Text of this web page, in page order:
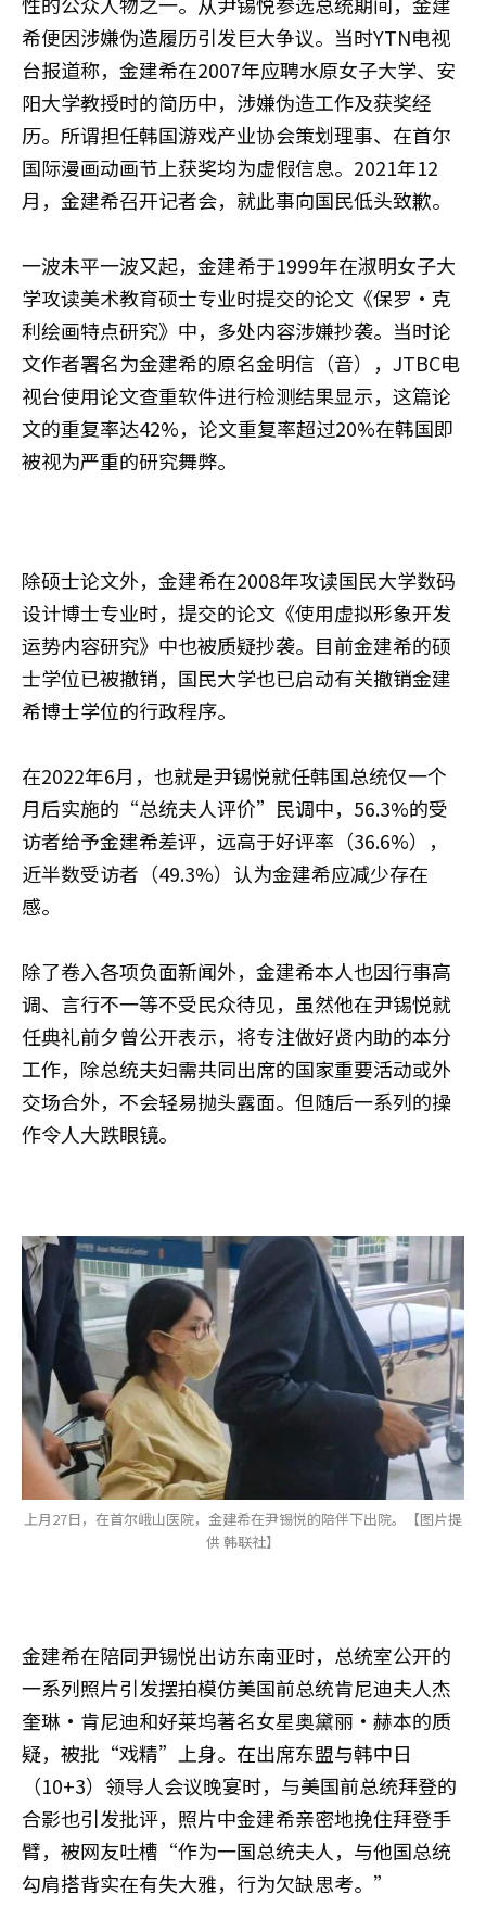
希便因涉嫌伪造履历引发巨大争议。当时YTN电视
台报道称，金建希在2007年应聘水原女子大学、安
阳大学教授时的简历中，涉嫌伪造工作及获奖经
历。所谓担任韩国游戏产业协会策划理事、在首尔
国际漫画动画节上获奖均为虚假信息。2021年12
月，金建希召开记者会，就此事向国民低头致歉。
一波未平一波又起，金建希于1999年在淑明女子大
学攻读美术教育硕士专业时提交的论文《保罗·克
利绘画特点研究》中，多处内容涉嫌抄袭。当时论
文作者署名为金建希的原名金明信（音），JTBC电
视台使用论文查重软件进行检测结果显示，这篇论
文的重复率达42%，论文重复率超过20%在韩国即
被视为严重的研究舞弊。
除硕士论文外，金建希在2008年攻读国民大学数码
设计博士专业时，提交的论文《使用虚拟形象开发
运势内容研究》中也被质疑抄袭。目前金建希的硕
士学位已被撤销，国民大学也已启动有关撤销金建
希博士学位的行政程序。
在2022年6月，也就是尹锡悦就任韩国总统仅一个
月后实施的“总统夫人评价”民调中，56.3%的受
访者给予金建希差评，远高于好评率（36.6%），
近半数受访者（49.3%）认为金建希应减少存在
感。
除了卷入各项负面新闻外，金建希本人也因行事高
调、言行不一等不受民众待见，虽然他在尹锡悦就
任典礼前夕曾公开表示，将专注做好贤内助的本分
工作，除总统夫妇需共同出席的国家重要活动或外
交场合外，不会轻易抛头露面。但随后一系列的操
作令人大跌眼镜。
上月27日，在首尔峨山医院，金建希在尹锡悦的陪伴下出院。【图片提
供 韩联社】
金建希在陪同尹锡悦出访东南亚时，总统室公开的
一系列照片引发摆拍模仿美国前总统肯尼迪夫人杰
奎琳·肯尼迪和好莱坞著名女星奥黛丽·赫本的质
疑，被批“戏精”上身。在出席东盟与韩中日
（10+3）领导人会议晚宴时，与美国前总统拜登的
合影也引发批评，照片中金建希亲密地挽住拜登手
臂，被网友吐槽“作为一国总统夫人，与他国总统
勾肩搭背实在有失大雅，行为欠缺思考。”